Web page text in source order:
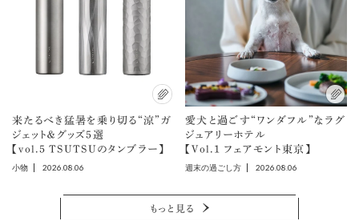
来たるべき猛暑を乗り切る“涼”ガ
ジェット＆グッズ5選
【vol.5 TSUTSUのタンブラー】
小物 2026.08.06
愛犬と過ごす“ワンダフル”なラグ
ジュアリーホテル
【Vol.1 フェアモント東京】
週末の過ごし方 2026.08.06
もっと見る